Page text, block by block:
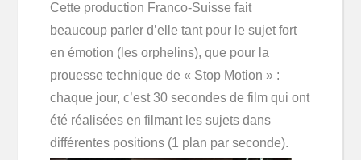
Cette production Franco-Suisse fait
beaucoup parler d’elle tant pour le sujet fort
en émotion (les orphelins), que pour la
prouesse technique de « Stop Motion » :
chaque jour, c’est 30 secondes de film qui ont
été réalisées en filmant les sujets dans
différentes positions (1 plan par seconde).